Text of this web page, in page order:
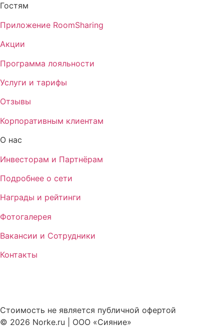
Гостям
Приложение RoomSharing
Акции
Программа лояльности
Услуги и тарифы
Отзывы
Корпоративным клиентам
О нас
Инвесторам и Партнёрам
Подробнее о сети
Награды и рейтинги
Фотогалерея
Вакансии и Сотрудники
Контакты
Стоимость не является публичной офертой
© 2026 Norke.ru | ООО «Сияние»